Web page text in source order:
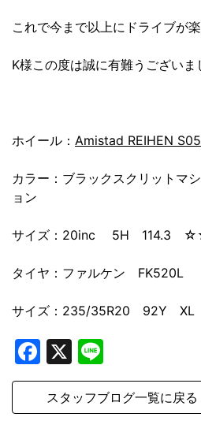
これで今まで以上にドライブが
K様この度は誠に有難うございま
ホイール： Amistad REIHEN S05
カラー：ブラックスクリットマ
ョン
サイズ：20inc 5H 114.3
タイヤ：ファルケン FK520L
サイズ：235/35R20 92Y XL
Facebook
X
スタッフブログ一覧に戻る